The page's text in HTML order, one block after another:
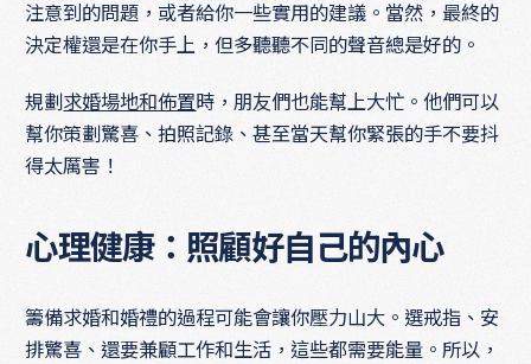
注意到的問題，或者給你一些實用的建議。當然，最終的
決定權還是在你手上，但多聽聽不同的聲音總是好的。
規劃求婚場地和佈置時，朋友們也能幫上大忙。他們可以
幫你策劃驚喜、拍照記錄、甚至當天幫你緊張的手不要抖
得太厲害！
心理健康：照顧好自己的內心
籌備求婚和婚禮的過程可能會讓你壓力山大。選戒指、安
排驚喜、還要兼顧工作和生活，這些都需要能量。所以，